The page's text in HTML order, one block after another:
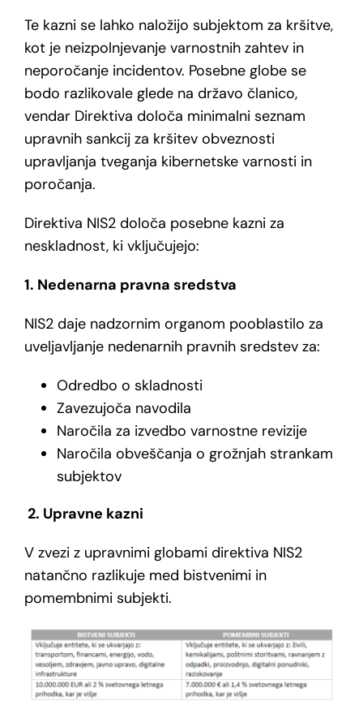
Te kazni se lahko naložijo subjektom za kršitve,
kot je neizpolnjevanje varnostnih zahtev in
neporočanje incidentov. Posebne globe se
bodo razlikovale glede na državo članico,
vendar Direktiva določa minimalni seznam
upravnih sankcij za kršitev obveznosti
upravljanja tveganja kibernetske varnosti in
poročanja.
Direktiva NIS2 določa posebne kazni za
neskladnost, ki vključujejo:
1. Nedenarna pravna sredstva
NIS2 daje nadzornim organom pooblastilo za
uveljavljanje nedenarnih pravnih sredstev za:
Odredbo o skladnosti
Zavezujoča navodila
Naročila za izvedbo varnostne revizije
Naročila obveščanja o grožnjah strankam
subjektov
2. Upravne kazni
V zvezi z upravnimi globami direktiva NIS2
natančno razlikuje med bistvenimi in
pomembnimi subjekti.